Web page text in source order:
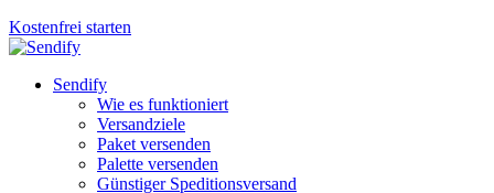
Kostenfrei starten
Sendify
Wie es funktioniert
Versandziele
Paket versenden
Palette versenden
Günstiger Speditionsversand